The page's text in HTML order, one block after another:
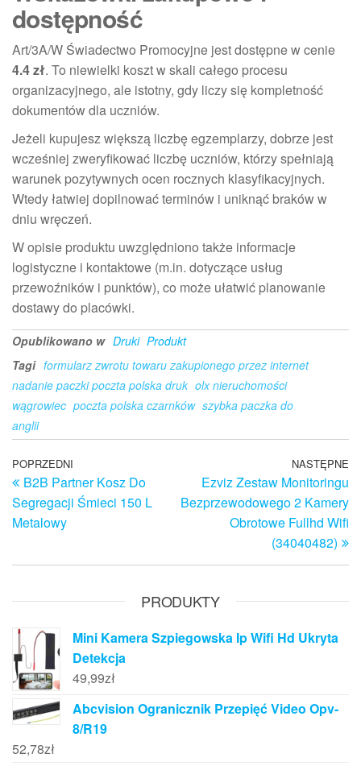
dostępność
Art/3A/W Świadectwo Promocyjne jest dostępne w cenie
4.4 zł. To niewielki koszt w skali całego procesu
organizacyjnego, ale istotny, gdy liczy się kompletność
dokumentów dla uczniów.
Jeżeli kupujesz większą liczbę egzemplarzy, dobrze jest
wcześniej zweryfikować liczbę uczniów, którzy spełniają
warunek pozytywnych ocen rocznych klasyfikacyjnych.
Wtedy łatwiej dopilnować terminów i uniknąć braków w
dniu wręczeń.
W opisie produktu uwzględniono także informacje
logistyczne i kontaktowe (m.in. dotyczące usług
przewoźników i punktów), co może ułatwić planowanie
dostawy do placówki.
Opublikowano w Druki Produkt
Tagi formularz zwrotu towaru zakupionego przez internet
nadanie paczki poczta polska druk olx nieruchomości
wągrowiec poczta polska czarnków szybka paczka do
anglii
Nawigacja
wpisu
Poprzedni
wpis
POPRZEDNI
B2B Partner Kosz Do
Segregacji Śmieci 150 L
Metalowy
NASTĘPNE
Ezviz Zestaw Monitoringu
Bezprzewodowego 2 Kamery
Obrotowe Fullhd Wifi
(34040482)
PRODUKTY
Mini Kamera Szpiegowska Ip Wifi Hd Ukryta
Detekcja
49,99zł
Abcvision Ogranicznik Przepięć Video Opv-
8/R19
52,78zł